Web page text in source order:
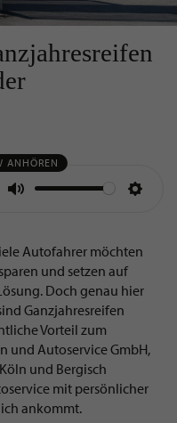
ANHÖREN
Autofahrer möchten
und setzen auf
Doch genau hier
Ganzjahresreifen
Vorteil zum
und Autoservice GmbH,
und Bergisch
mit persönlicher
ankommt.